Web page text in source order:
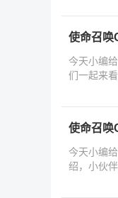
使命召唤
今天小编
们一起来看
使命召唤
今天小编
绍，小伙